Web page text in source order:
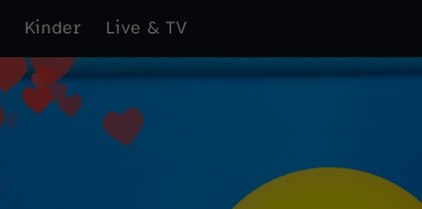
Kinder Live & TV